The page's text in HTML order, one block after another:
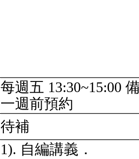
每週五 13:30~15:00
一週前預約
待補
1). 自編講義．